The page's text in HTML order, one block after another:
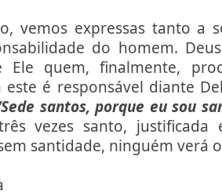
vemos expressas tanto a
do homem.
Ele quem, finalmente,
este é responsável diante
santos, porque eu sou
vezes santo, justificada
santidade, ninguém verá